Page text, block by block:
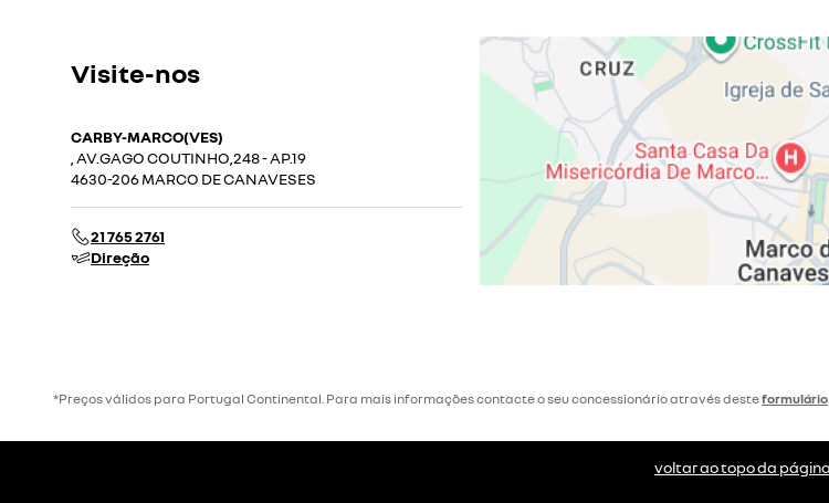
Visite-nos
CARBY-MARCO(VES)
, AV.GAGO COUTINHO,248 - AP.19
4630-206 MARCO DE CANAVESES
21 765 2761
Direção
*Preços válidos para Portugal Continental. Para mais informações contacte o seu concessionário através desteformulário.
voltar ao topo da página